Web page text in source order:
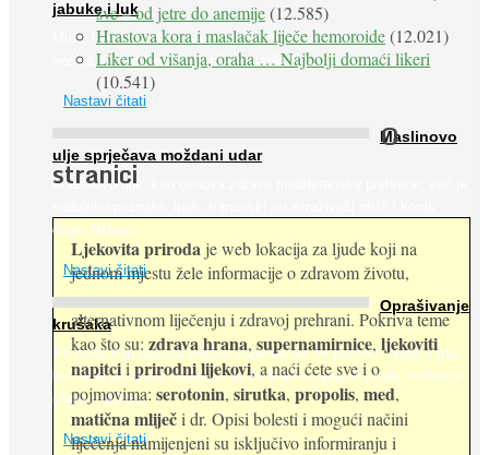
jabuke i luk
Muče li vas tegobe vezane uz srce, oči i živce, od kojih pati
većina dijabetičara u kasnijem stadiju bolesti, jabuke ...
Nastavi čitati
Maslinovo
ulje sprječava moždani udar
Maslinovo ulje, kao osnova zdrave mediteranske prehrane, već je
dalje. Njihovo ...
Nastavi čitati
Oprašivanje
krušaka
Pri podizanju nasada kruške zanemaruje se problem oprašivanja
kukcima jer vlada uvjerenje da će krušku oprašiti pčele medarice
(Apis mellifera). ...
Nastavi čitati
sve – od jetre do anemije(12.585)
Hrastova kora i maslačak liječe hemoroide(12.021)
Liker od višanja, oraha … Najbolji domaći likeri
(10.541)
O
stranici
Ljekovita priroda je web lokacija za ljude koji na
jednom mjestu žele informacije o zdravom životu,
alternativnom liječenju i zdravoj prehrani. Pokriva teme
kao što su: zdrava hrana, supernamirnice, ljekoviti
napitciiprirodni lijekovi, a naći ćete sve i o
pojmovima: serotonin, sirutka, propolis, med,
matična mliječi dr. Opisi bolesti i mogući načini
liječenja namijenjeni su isključivo informiranju i